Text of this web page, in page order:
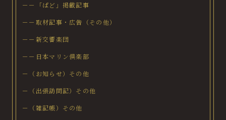
－－「ぱど」掲載記事
－－取材記事・広告（その他）
－－新交響楽団
－－日本マリン倶楽部
－（お知らせ）その他
－（出張訪問記）その他
－（雑記帳）その他